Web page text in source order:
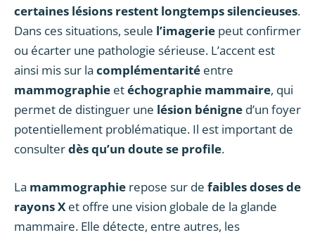
certaines lésions restent longtemps silencieuses.
Dans ces situations, seule l’imagerie peut confirmer
ou écarter une pathologie sérieuse. L’accent est
ainsi mis sur la complémentarité entre
mammographie etéchographie mammaire, qui
permet de distinguer une lésion bénigne d’un foyer
potentiellement problématique. Il est important de
consulterdès qu’un doute se profile.
La mammographie repose sur de faibles doses de
rayons X et offre une vision globale de la glande
mammaire. Elle détecte, entre autres, les